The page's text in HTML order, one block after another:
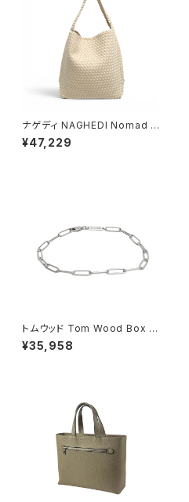
ナゲディ NAGHEDI Nomad M
edium Hobo ノマド・ミディア
ム・ホーボーバッグ sn04023l
¥47,229
トムウッド Tom Wood Box Br
acelet ブレスレット 100066-
70 シルバー
¥35,958